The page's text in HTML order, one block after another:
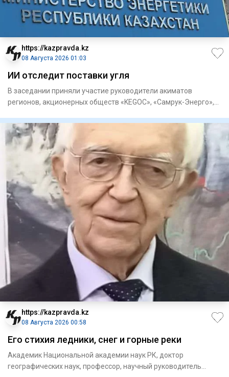
https://kazpravda.kz
08 Августа 2026 01:03
ИИ отследит поставки угля
В заседании приняли участие руководители акиматов
регионов, акционерных обществ «KEGOC», «Самрук-Энерго»,
https://kazpravda.kz
08 Августа 2026 00:58
Его стихия ледники, снег и горные реки
Академик Национальной академии наук РК, доктор
географических наук, профессор, научный руководитель